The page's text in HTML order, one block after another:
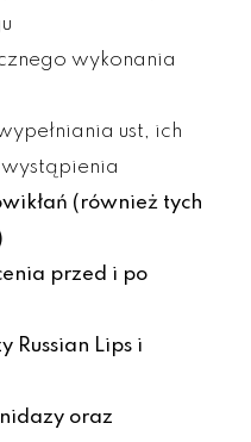
wykonania
ust, ich
wystąpienia
(również tych
przed i po
Russian Lips i
oraz